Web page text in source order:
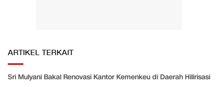
ARTIKEL TERKAIT
Sri Mulyani Bakal Renovasi Kantor Kemenkeu di Daerah Hilirisasi